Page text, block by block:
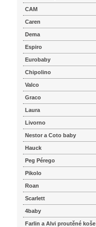
CAM
Caren
Dema
Espiro
Eurobaby
Chipolino
Valco
Graco
Laura
Livorno
Nestor a Coto baby
Hauck
Peg Pérego
Pikolo
Roan
Scarlett
4baby
Farlin a Alvi proutěné koše